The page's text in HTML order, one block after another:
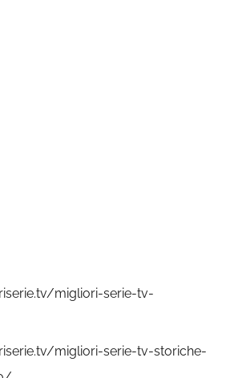
migliori-serie-tv-
migliori-serie-tv-storiche-